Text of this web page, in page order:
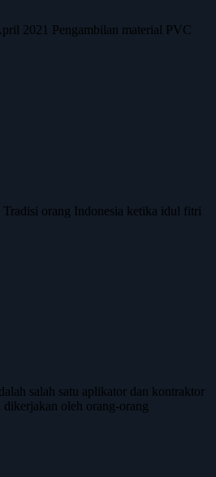
2021 Pengambilan material PVC
orang Indonesia ketika idul fitri
salah satu aplikator dan kontraktor
oleh orang-orang